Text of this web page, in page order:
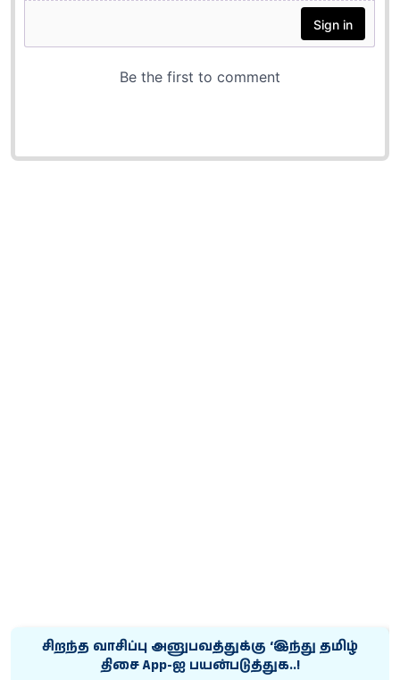
சிறந்த வாசிப்பு அனுபவத்துக்கு ‘இந்து தமிழ்
திசை App-ஐ பயன்படுத்துக..!